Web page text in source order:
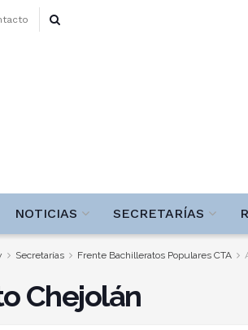
NOTICIAS SECRETARÍAS
Secretarías Frente Bachilleratos Populares CTA
Chejolán